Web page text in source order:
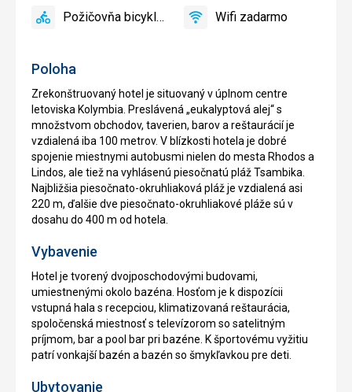
Poloha
Zrekonštruovaný hotel je situovaný v úplnom centre
letoviska Kolymbia. Preslávená „eukalyptová alej“ s
množstvom obchodov, taverien, barov a reštaurácií je
vzdialená iba 100 metrov. V blízkosti hotela je dobré
spojenie miestnymi autobusmi nielen do mesta Rhodos a
Lindos, ale tiež na vyhlásenú piesočnatú pláž Tsambika.
Najbližšia piesočnato-okruhliaková pláž je vzdialená asi
220 m, ďalšie dve piesočnato-okruhliakové pláže sú v
dosahu do 400 m od hotela.
Vybavenie
Hotel je tvorený dvojposchodovými budovami,
umiestnenými okolo bazéna. Hosťom je k dispozícii
vstupná hala s recepciou, klimatizovaná reštaurácia,
spoločenská miestnosť s televízorom so satelitným
príjmom, bar a pool bar pri bazéne. K športovému vyžitiu
patrí vonkajší bazén a bazén so šmykľavkou pre deti.
Ubytovanie
Požičovňa
Požičovňa bicyklov
áno
Wifi
Wifi zadarmo
áno